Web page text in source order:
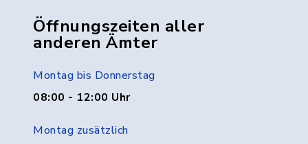
Öffnungszeiten aller
anderen Ämter
Montag bis Donnerstag
08:00 - 12:00 Uhr
Montag zusätzlich